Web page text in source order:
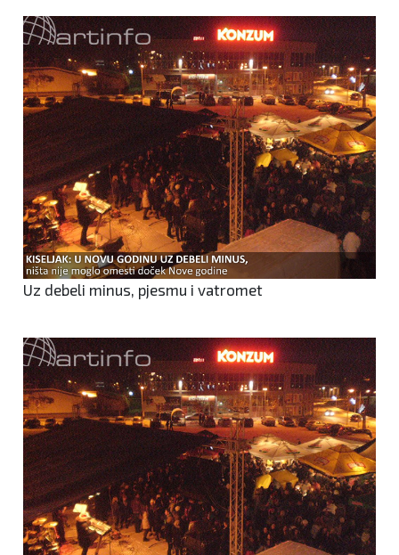
Uz debeli minus, pjesmu i vatromet